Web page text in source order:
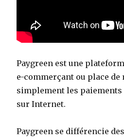
Paygreen est une
e-commerçant ou place de
simplement les paiements
sur Internet.
Paygreen se différencie